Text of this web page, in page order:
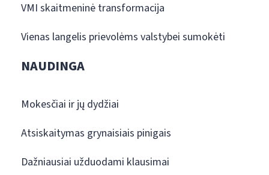
VMI skaitmeninė transformacija
Vienas langelis prievolėms valstybei sumokėti
NAUDINGA
Mokesčiai ir jų dydžiai
Atsiskaitymas grynaisiais pinigais
Dažniausiai užduodami klausimai